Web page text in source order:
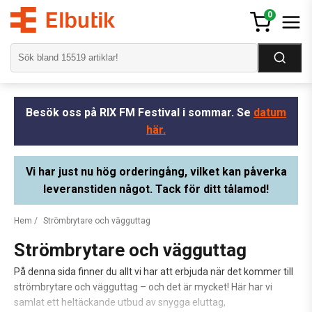
0
Besök oss på RIX FM Festival i sommar. Se datum
här.
Vi har just nu hög orderingång, vilket kan påverka
leveranstiden något. Tack för ditt tålamod!
Hem / Strömbrytare och vägguttag
Strömbrytare och vägguttag
På denna sida finner du allt vi har att erbjuda när det kommer till
strömbrytare och vägguttag – och det är mycket! Här har vi
samlat ett heltäckande utbud av snygga eluttag,